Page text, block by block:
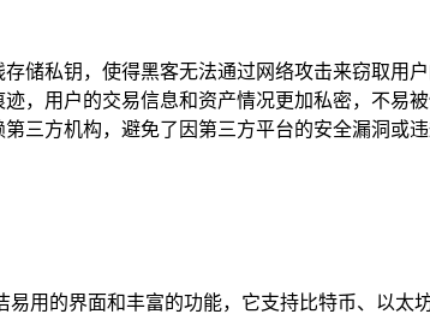
储私钥，使得黑客无法通过网络攻击来窃取
，用户的交易信息和资产情况更加私密，不易被
三方机构，避免了因第三方平台的安全漏洞或
易用的界面和丰富的功能，它支持比特币、以